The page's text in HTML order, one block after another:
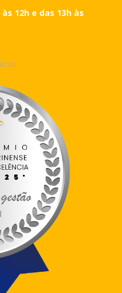
12h e das 13h às